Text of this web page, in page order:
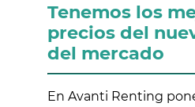
Tenemos los
precios del
del mercado
En Avanti Renting